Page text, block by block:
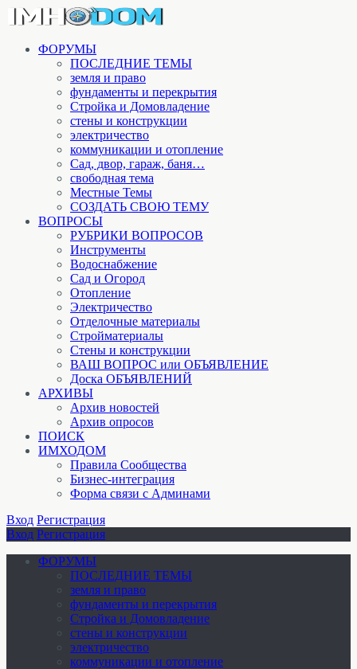
ФОРУМЫ
ПОСЛЕДНИЕ ТЕМЫ
земля и право
фундаменты и перекрытия
Стройка и Домовладение
стены и конструкции
электричество
коммуникации и отопление
Cад, двор, гараж, баня…
свободная тема
Местные Темы
СОЗДАТЬ СВОЮ ТЕМУ
ВОПРОСЫ
РУБРИКИ ВОПРОСОВ
Инструменты
Водоснабжение
Сад и Огород
Отопление
Электричество
Отделочные материалы
Стройматериалы
Стены и конструкции
ВАШ ВОПРОС или ОБЪЯВЛЕНИЕ
Доска ОБЪЯВЛЕНИЙ
АРХИВЫ
Архив новостей
Архив опросов
ПОИСК
ИМХОДОМ
Правила Сообщества
Бизнес-интеграция
Форма связи с Админами
Вход Регистрация
Вход Регистрация
ФОРУМЫ
ПОСЛЕДНИЕ ТЕМЫ
земля и право
фундаменты и перекрытия
Стройка и Домовладение
стены и конструкции
электричество
коммуникации и отопление